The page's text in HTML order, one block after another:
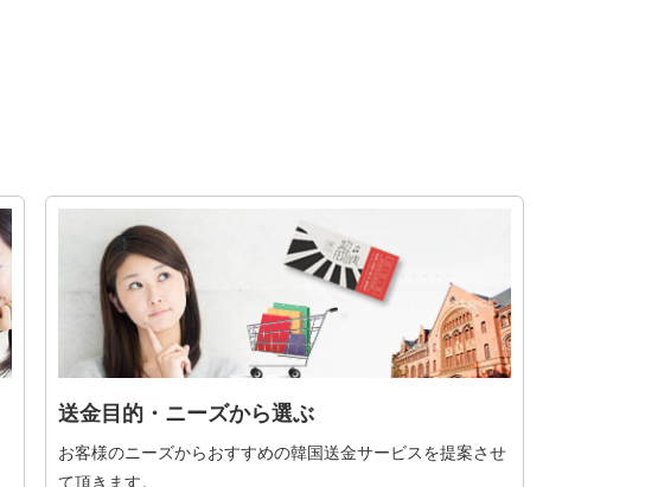
送金目的・ニーズから選ぶ
お客様のニーズからおすすめの韓国送金サービスを提案させ
て頂きます。